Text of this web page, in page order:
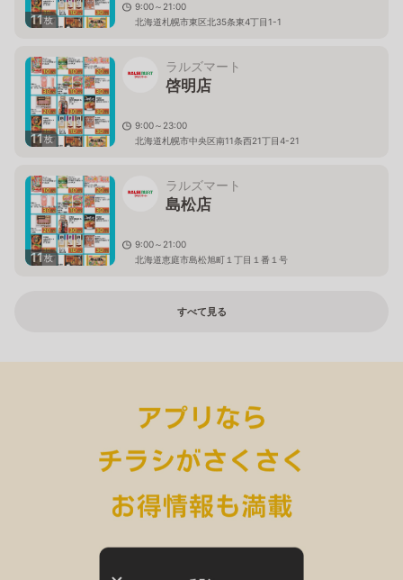
11枚
9:00～21:00
北海道札幌市東区北35条東4丁目1-1
11枚
ラルズマート
啓明店
9:00～23:00
北海道札幌市中央区南11条西21丁目4-21
11枚
ラルズマート
島松店
9:00～21:00
北海道恵庭市島松旭町１丁目１番１号
すべて見る